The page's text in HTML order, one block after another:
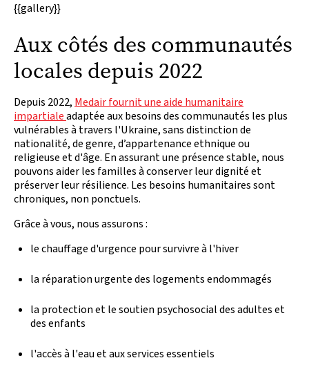
{{gallery}}
Aux côtés des communautés
locales depuis 2022
Depuis 2022,Medair fournit une aide humanitaire
impartialeadaptée aux besoins des communautés les plus
vulnérables à travers l'Ukraine, sans distinction de
nationalité, de genre, d’appartenance ethnique ou
religieuse et d'âge. En assurant une présence stable, nous
pouvons aider les familles à conserver leur dignité et
préserver leur résilience. Les besoins humanitaires sont
chroniques, non ponctuels.
Grâce à vous, nous assurons :
le chauffage d'urgence pour survivre à l'hiver
la réparation urgente des logements endommagés
la protection et le soutien psychosocial des adultes et
des enfants
l'accès à l'eau et aux services essentiels